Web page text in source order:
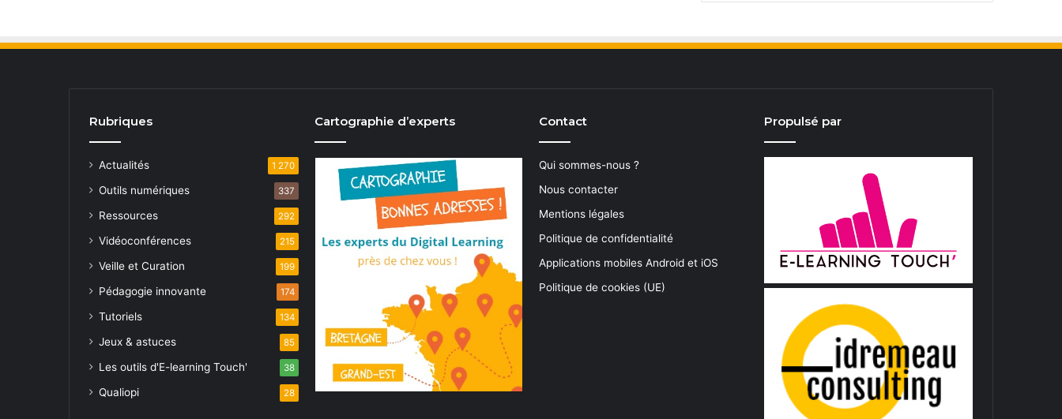
Rubriques
Actualités 1 270
Outils numériques 337
Ressources 292
Vidéoconférences 215
Veille et Curation 199
Pédagogie innovante 174
Tutoriels 134
Jeux & astuces 85
Les outils d'E-learning Touch' 38
Qualiopi 28
Cartographie d’experts Contact
Qui sommes-nous ?
Nous contacter
Mentions légales
Politique de confidentialité
Applications mobiles Android et iOS
Politique de cookies (UE)
Propulsé par